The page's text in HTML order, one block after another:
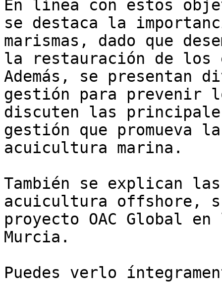
En línea con estos
se destaca la
marismas, dado que
la restauración de los
Además, se presentan
gestión para prevenir
discuten las
gestión que promueva
acuicultura marina.
También se explican
acuicultura offshore,
proyecto OAC Global
Murcia.
Puedes verlo